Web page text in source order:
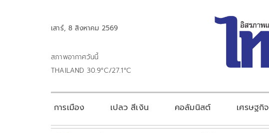
เสาร์, 8 สิงหาคม 2569
สภาพอากาศวันนี้
THAILAND 30.9°C/27.1°C
การเมือง เปลว สีเงิน คอลัมนิสต์ เศรษฐกิจ